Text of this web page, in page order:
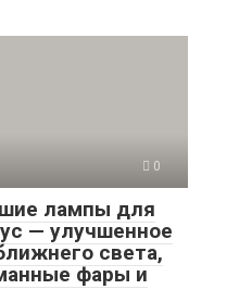
0
лампы для
— улучшенное
света,
фары и